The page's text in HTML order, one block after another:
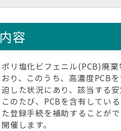
内容
ポリ塩化ビフェニル(PCB)廃
おり、このうち、高濃度PCB
迫した状況にあり、該当する
このたび、PCBを含有してい
た登録手続を補助することが
開催します。